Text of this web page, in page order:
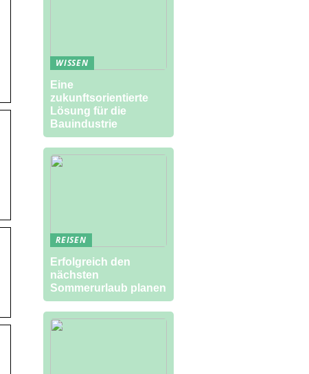
WISSEN
Eine
zukunftsorientierte
Lösung für die
Bauindustrie
REISEN
Erfolgreich den
nächsten
Sommerurlaub planen